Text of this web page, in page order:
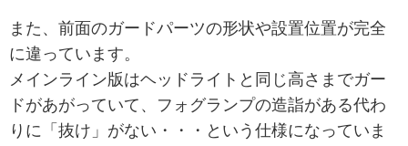
また、前面のガードパーツの形状や設置位置が完全
に違っています。
メインライン版はヘッドライトと同じ高さまでガー
ドがあがっていて、フォグランプの造詣がある代わ
りに「抜け」がない・・・という仕様になっていま